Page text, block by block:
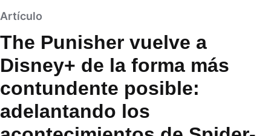
Artículo
The Punisher vuelve a
Disney+ de la forma más
contundente posible:
adelantando los